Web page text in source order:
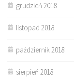
grudzień 2018
listopad 2018
październik 2018
sierpień 2018